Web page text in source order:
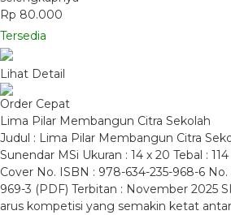
Rp 80.000
Tersedia
Lihat Detail
Order Cepat
Lima Pilar Membangun Citra Sekolah
Judul : Lima Pilar Membangun Citra
Sunendar MSi Ukuran : 14 x 20 Tebal :
Cover No. ISBN : 978-634-235-968-6
969-3 (PDF) Terbitan : November 2025
arus kompetisi yang semakin ketat